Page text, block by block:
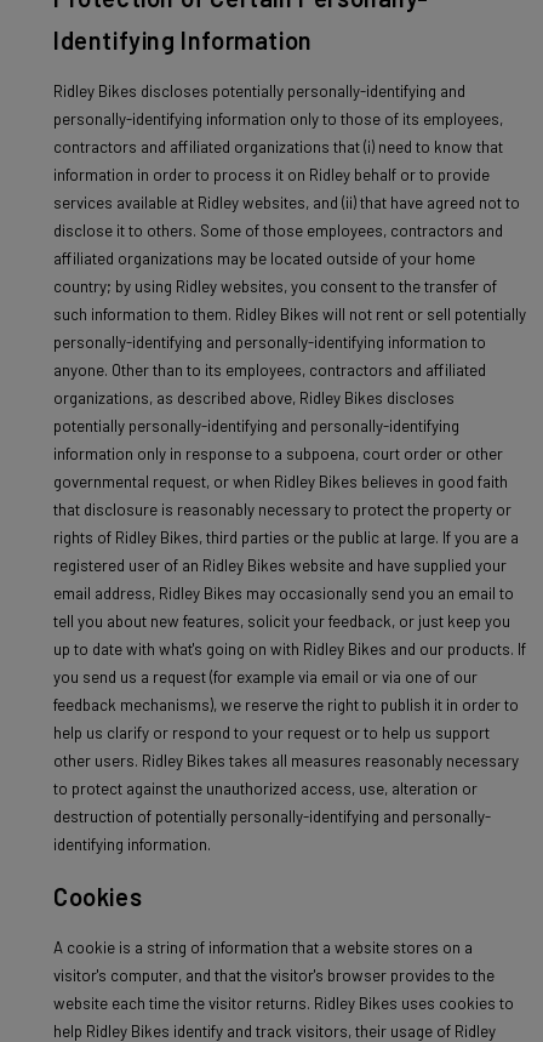
Identifying Information
Ridley Bikes discloses potentially personally-identifying and
personally-identifying information only to those of its employees,
contractors and affiliated organizations that (i) need to know that
information in order to process it on Ridley behalf or to provide
services available at Ridley websites, and (ii) that have agreed not to
disclose it to others. Some of those employees, contractors and
affiliated organizations may be located outside of your home
country; by using Ridley websites, you consent to the transfer of
such information to them. Ridley Bikes will not rent or sell potentially
personally-identifying and personally-identifying information to
anyone. Other than to its employees, contractors and affiliated
organizations, as described above, Ridley Bikes discloses
potentially personally-identifying and personally-identifying
information only in response to a subpoena, court order or other
governmental request, or when Ridley Bikes believes in good faith
that disclosure is reasonably necessary to protect the property or
rights of Ridley Bikes, third parties or the public at large. If you are a
registered user of an Ridley Bikes website and have supplied your
email address, Ridley Bikes may occasionally send you an email to
tell you about new features, solicit your feedback, or just keep you
up to date with what's going on with Ridley Bikes and our products. If
you send us a request (for example via email or via one of our
feedback mechanisms), we reserve the right to publish it in order to
help us clarify or respond to your request or to help us support
other users. Ridley Bikes takes all measures reasonably necessary
to protect against the unauthorized access, use, alteration or
destruction of potentially personally-identifying and personally-
identifying information.
Cookies
A cookie is a string of information that a website stores on a
visitor's computer, and that the visitor's browser provides to the
website each time the visitor returns. Ridley Bikes uses cookies to
help Ridley Bikes identify and track visitors, their usage of Ridley